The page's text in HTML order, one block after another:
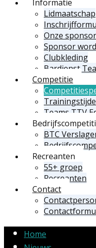
Informatie
Lidmaatschap
Onze
Sponsor
Clubkleding
Bardienst
Competitie
Teams TTV
BTC
Recreanten
55+ groep
Recreanten
Contact
Home